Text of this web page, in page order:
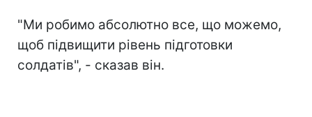
"Ми робимо абсолютно все, що можемо,
щоб підвищити рівень підготовки
солдатів", - сказав він.